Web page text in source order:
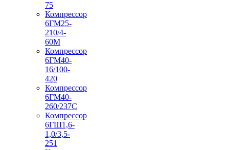
75
Компрессор
6ГМ25-
210/4-
60М
Компрессор
6ГМ40-
16/100-
420
Компрессор
6ГМ40-
260/237C
Компрессор
6ГШ1,6-
1,0/3,5-
251